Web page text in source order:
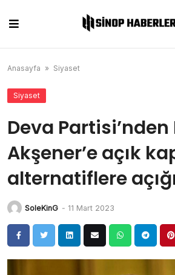
content
Anasayfa » Siyaset
Siyaset
Deva
Akşener’e açık
alternatiflere
SoleKinG - 11 Mart 2023